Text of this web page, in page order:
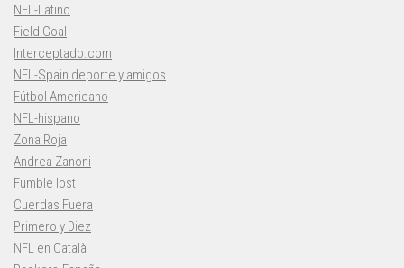
NFL-Latino
Field Goal
Interceptado.com
NFL-Spain deporte y amigos
Fútbol Americano
NFL-hispano
Zona Roja
Andrea Zanoni
Fumble lost
Cuerdas Fuera
Primero y Diez
NFL en Català